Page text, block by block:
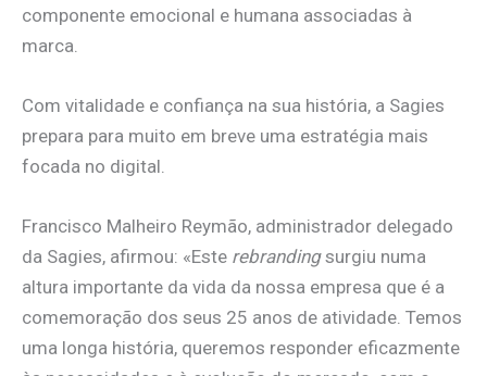
componente emocional e humana associadas à
marca.
Com vitalidade e confiança na sua história, a Sagies
prepara para muito em breve uma estratégia mais
focada no digital.
Francisco Malheiro Reymão, administrador delegado
da Sagies, afirmou: «Este rebrandingsurgiu numa
altura importante da vida da nossa empresa que é a
comemoração dos seus 25 anos de atividade. Temos
uma longa história, queremos responder eficazmente